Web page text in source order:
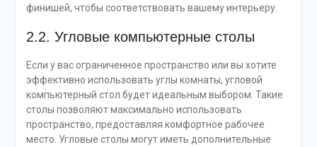
финишей, чтобы соответствовать вашему интерьеру.
2.2. Угловые компьютерные столы
Если у вас ограниченное пространство или вы хотите
эффективно использовать углы комнаты, угловой
компьютерный стол будет идеальным выбором. Такие
столы позволяют максимально использовать
пространство, предоставляя комфортное рабочее
место. Угловые столы могут иметь дополнительные